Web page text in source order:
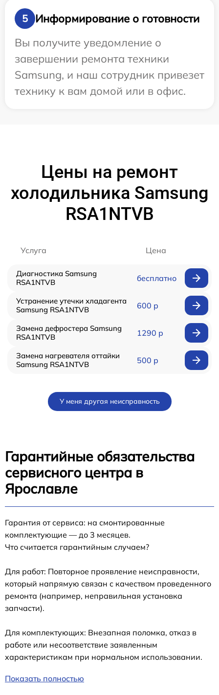
5
Информирование о готовности
Вы получите уведомление о
завершении ремонта техники
Samsung, и наш сотрудник привезет
технику к вам домой или в офис.
Цены на ремонт
холодильника Samsung
RSA1NTVB
Услуга Цена
Диагностика Samsung
RSA1NTVB
бесплатно
Устранение утечки хладагента
Samsung RSA1NTVB
600 р
Замена дефростера Samsung
RSA1NTVB
1290 р
Замена нагревателя оттайки
Samsung RSA1NTVB
500 р
У меня другая неисправность
Гарантийные обязательства
сервисного центра в
Ярославле
Гарантия от сервиса: на смонтированные
комплектующие — до 3 месяцев.
Что считается гарантийным случаем?
Для работ: Повторное проявление неисправности,
который напрямую связан с качеством проведенного
ремонта (например, неправильная установка
запчасти).
Для комплектующих: Внезапная поломка, отказ в
работе или несоответствие заявленным
характеристикам при нормальном использовании.
Показать полностью